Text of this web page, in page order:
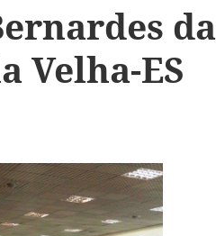
da
Velha-ES